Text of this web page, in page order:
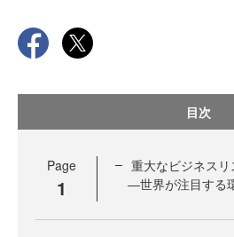
目次
Page
1
重大なビジネス
―世界が注目する